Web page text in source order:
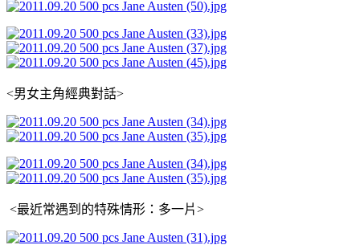
<男女主角經典對話>
<最近常遇到的特殊情形：多一片>